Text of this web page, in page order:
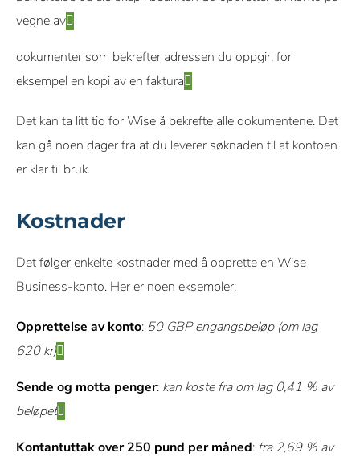
vegne av
dokumenter som bekrefter adressen du oppgir, for
eksempel en kopi av en faktura
Det kan ta litt tid for Wise å bekrefte alle dokumentene. Det
kan gå noen dager fra at du leverer søknaden til at kontoen
er klar til bruk.
Kostnader
Det følger enkelte kostnader med å opprette en Wise
Business-konto. Her er noen eksempler:
Opprettelse av konto: 50 GBP engangsbeløp (om lag
620 kr)
Sende og motta penger: kan koste fra om lag 0,41 % av
beløpet
Kontantuttak over 250 pund per måned: fra 2,69 % av